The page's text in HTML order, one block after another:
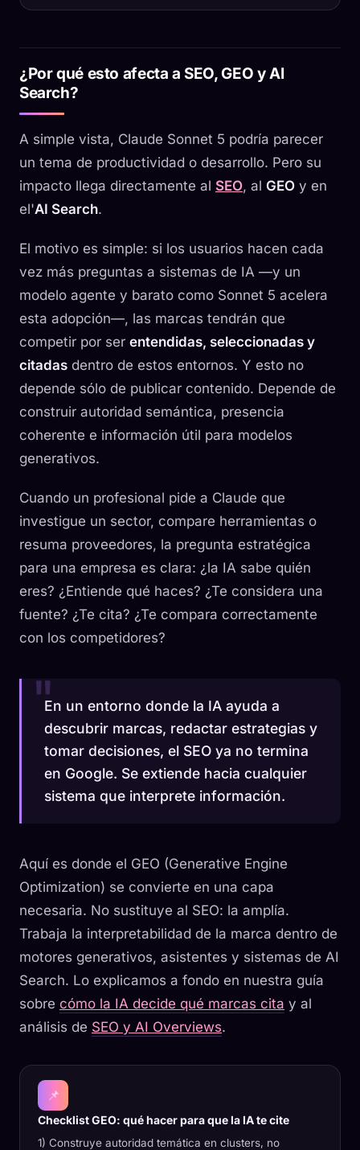
¿Por qué esto afecta a SEO, GEO y AI
Search?
A simple vista, Claude Sonnet 5 podría parecer
un tema de productividad o desarrollo. Pero su
impacto llega directamente al SEO, al GEO y en
el'AI Search.
El motivo es simple: si los usuarios hacen cada
vez más preguntas a sistemas de IA —y un
modelo agente y barato como Sonnet 5 acelera
esta adopción—, las marcas tendrán que
competir por ser entendidas, seleccionadas y
citadas dentro de estos entornos. Y esto no
depende sólo de publicar contenido. Depende de
construir autoridad semántica, presencia
coherente e información útil para modelos
generativos.
Cuando un profesional pide a Claude que
investigue un sector, compare herramientas o
resuma proveedores, la pregunta estratégica
para una empresa es clara: ¿la IA sabe quién
eres? ¿Entiende qué haces? ¿Te considera una
fuente? ¿Te cita? ¿Te compara correctamente
con los competidores?
En un entorno donde la IA ayuda a
descubrir marcas, redactar estrategias y
tomar decisiones, el SEO ya no termina
en Google. Se extiende hacia cualquier
sistema que interprete información.
Aquí es donde el GEO (Generative Engine
Optimization) se convierte en una capa
necesaria. No sustituye al SEO: la amplía.
Trabaja la interpretabilidad de la marca dentro de
motores generativos, asistentes y sistemas de AI
Search. Lo explicamos a fondo en nuestra guía
sobre cómo la IA decide qué marcas cita y al
análisis de SEO y AI Overviews.
📌
Checklist GEO: qué hacer para que la IA te cite
1) Construye autoridad temática en clusters, no